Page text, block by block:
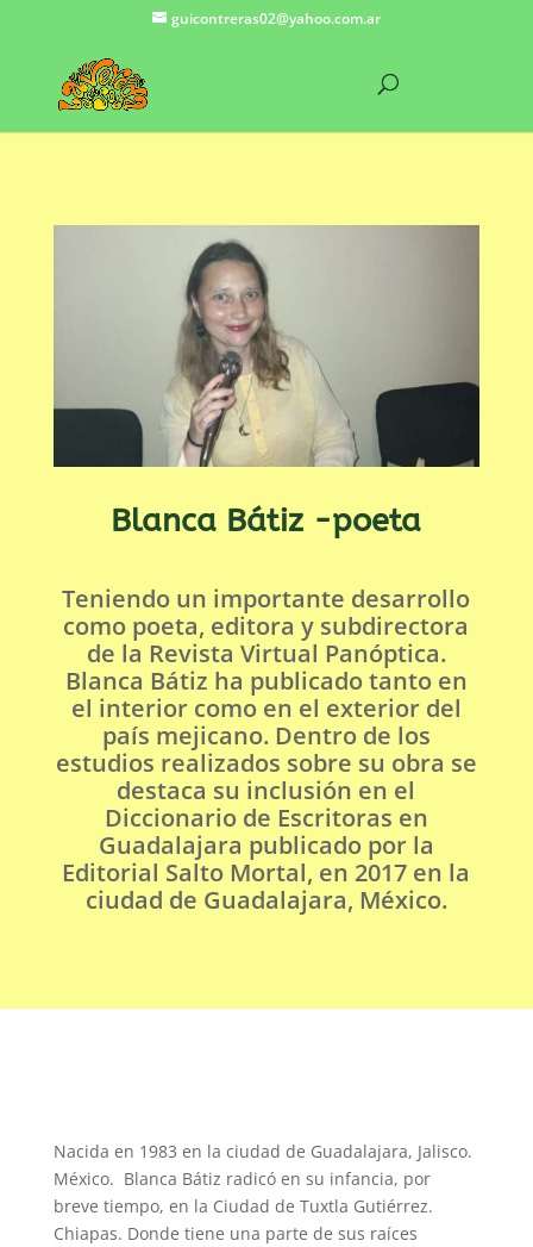
guicontreras02@yahoo.com.ar
Blanca Bátiz -poeta
Teniendo un importante desarrollo
como poeta, editora y subdirectora
de la Revista Virtual Panóptica.
Blanca Bátiz ha publicado tanto en
el interior como en el exterior del
país mejicano. Dentro de los
estudios realizados sobre su obra se
destaca su inclusión en el
Diccionario de Escritoras en
Guadalajara publicado por la
Editorial Salto Mortal, en 2017 en la
ciudad de Guadalajara, México.
Nacida en 1983 en la ciudad de Guadalajara, Jalisco.
México. Blanca Bátiz radicó en su infancia, por
breve tiempo, en la Ciudad de Tuxtla Gutiérrez.
Chiapas. Donde tiene una parte de sus raíces